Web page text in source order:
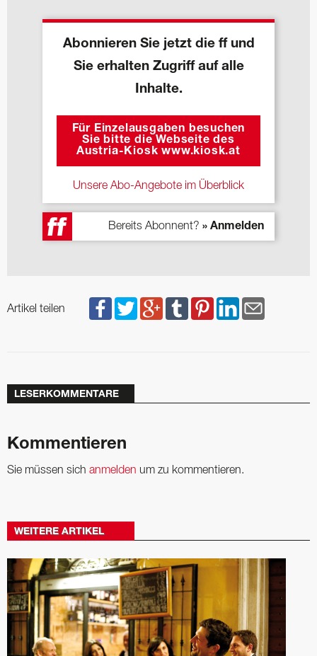
Abonnieren Sie jetzt die ff und
Sie erhalten Zugriff auf alle
Inhalte.
Für Einzelausgaben besuchen
Sie bitte die Webseite des
Austria-Kiosk www.kiosk.at
Unsere Abo-Angebote im Überblick
Bereits Abonnent? » Anmelden
Artikel teilen
LESERKOMMENTARE
Kommentieren
Sie müssen sich anmelden um zu kommentieren.
WEITERE ARTIKEL